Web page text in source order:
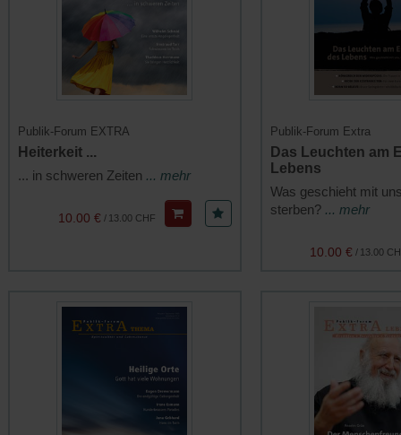
Publik-Forum EXTRA
Heiterkeit ...
... in schweren Zeiten ... mehr
13.00 CHF
/
10.00 €
Publik-Forum Extra
Das Leuchten am
Lebens
Was geschieht mit
sterben? ... mehr
13.00
/
10.00 €